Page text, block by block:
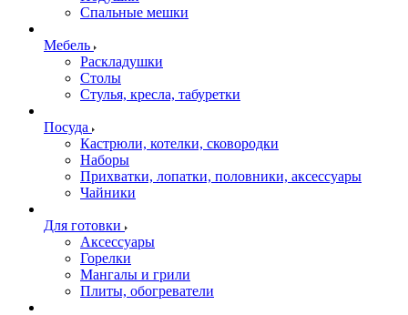
Спальные мешки
Мебель
Раскладушки
Столы
Стулья, кресла, табуретки
Посуда
Кастрюли, котелки, сковородки
Наборы
Прихватки, лопатки, половники, аксессуары
Чайники
Для готовки
Аксессуары
Горелки
Мангалы и грили
Плиты, обогреватели